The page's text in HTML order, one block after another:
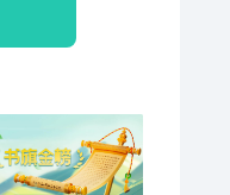
与凤行》赵丽
上神行止，在
《白烁上神》
说，聪慧狡黠少
仙侠巅峰之作。
雪城少城主与暗